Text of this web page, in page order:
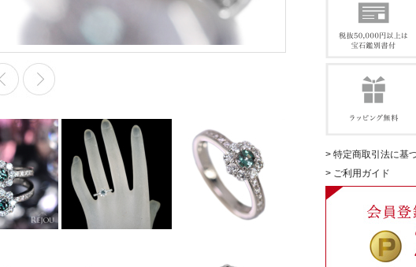
> 特定商取引法に基
> ご利用ガイド